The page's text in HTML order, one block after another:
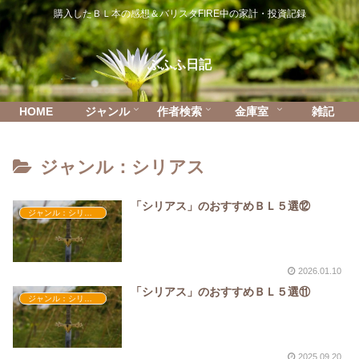
購入したＢＬ本の感想＆バリスタFIRE中の家計・投資記録
ふふふ日記
HOME ジャンル 作者検索 金庫室 雑記
ジャンル：シリアス
ジャンル：シリアス
「シリアス」のおすすめＢＬ５選⑫
2026.01.10
「シリアス」のおすすめＢＬ５選⑪
2025.09.20